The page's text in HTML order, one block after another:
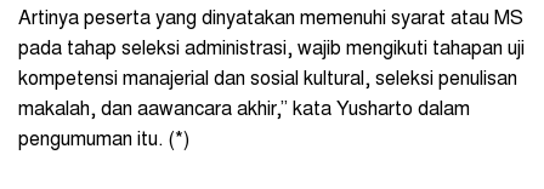
Artinya peserta yang dinyatakan memenuhi syarat atau MS
pada tahap seleksi administrasi, wajib mengikuti tahapan uji
kompetensi manajerial dan sosial kultural, seleksi penulisan
makalah, dan aawancara akhir,” kata Yusharto dalam
pengumuman itu. (*)